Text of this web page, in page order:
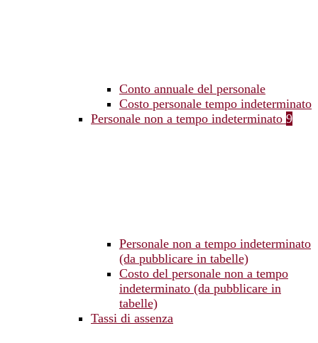
Conto annuale del personale
Costo personale tempo indeterminato
Personale non a tempo indeterminato 9
Personale non a tempo indeterminato
(da pubblicare in tabelle)
Costo del personale non a tempo
indeterminato (da pubblicare in
tabelle)
Tassi di assenza